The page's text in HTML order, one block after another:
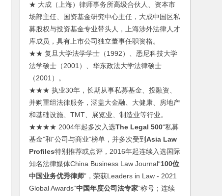
★ 大成（上海）律师事务所高级合伙人、资本市
场部主任、国资基金研究中心主任，大成中国区私
募股权与投资基金专业带头人，上海涉外法律人才
库成员，具有上市公司独立董事任职资格。
★★ 复旦大学法学学士（1992）、悉尼科技大学
法学硕士（2001）、华东政法大学法律硕士
（2001）。
★★★ 执业30年，长期从事私募基金、投融资、
并购重组法律服务，涵盖大金融、大健康、房地产
和基础设施、TMT、展览业、制造业等行业。
★★★★ 2004年起多次入选The Legal 500“私募
基金”和“公司与商业”榜单，并多次受到Asia Law
Profiles特别推荐或点评，2016年起连续入选国际
知名法律媒体China Business Law Journal“100位
中国业务优秀律师”，荣获Leaders in Law - 2021
Global Awards“中国年度公司法专家”称号；连续